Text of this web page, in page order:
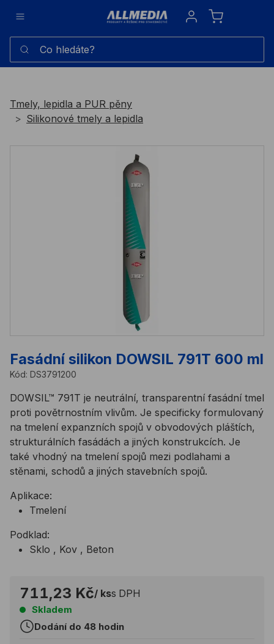
Sign in
Co hledáte?
Tmely, lepidla a PUR pěny
Silikonové tmely a lepidla
Fasádní silikon DOWSIL 791T 600 ml
Kód: DS3791200
DOWSIL™ 791T je neutrální, transparentní fasádní tmel
proti povětrnostním vlivům. Je specificky formulovaný
na tmelení expanzních spojů v obvodových pláštích,
strukturálních fasádách a jiných konstrukcích. Je
také vhodný na tmelení spojů mezi podlahami a
stěnami, schodů a jiných stavebních spojů.
Aplikace:
Tmelení
Podklad:
Sklo , Kov , Beton
711,23 Kč/ kss DPH
Skladem
Dodání do 48 hodin